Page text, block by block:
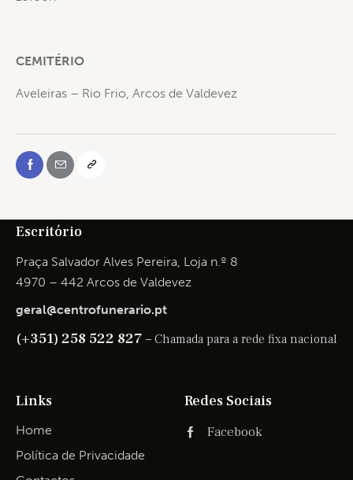
CEMITÉRIO
Aveleiras – Rio Frio, Arcos de Valdevez
Escritório
Praça Salvador Alves Pereira, Loja n.º 8
4970 – 442 Arcos de Valdevez
geral@centrofunerario.pt
(+351) 258 522 827 – Chamada para a rede fixa nacional
Links
Home
Política de Privacidade
Redes Sociais
Facebook